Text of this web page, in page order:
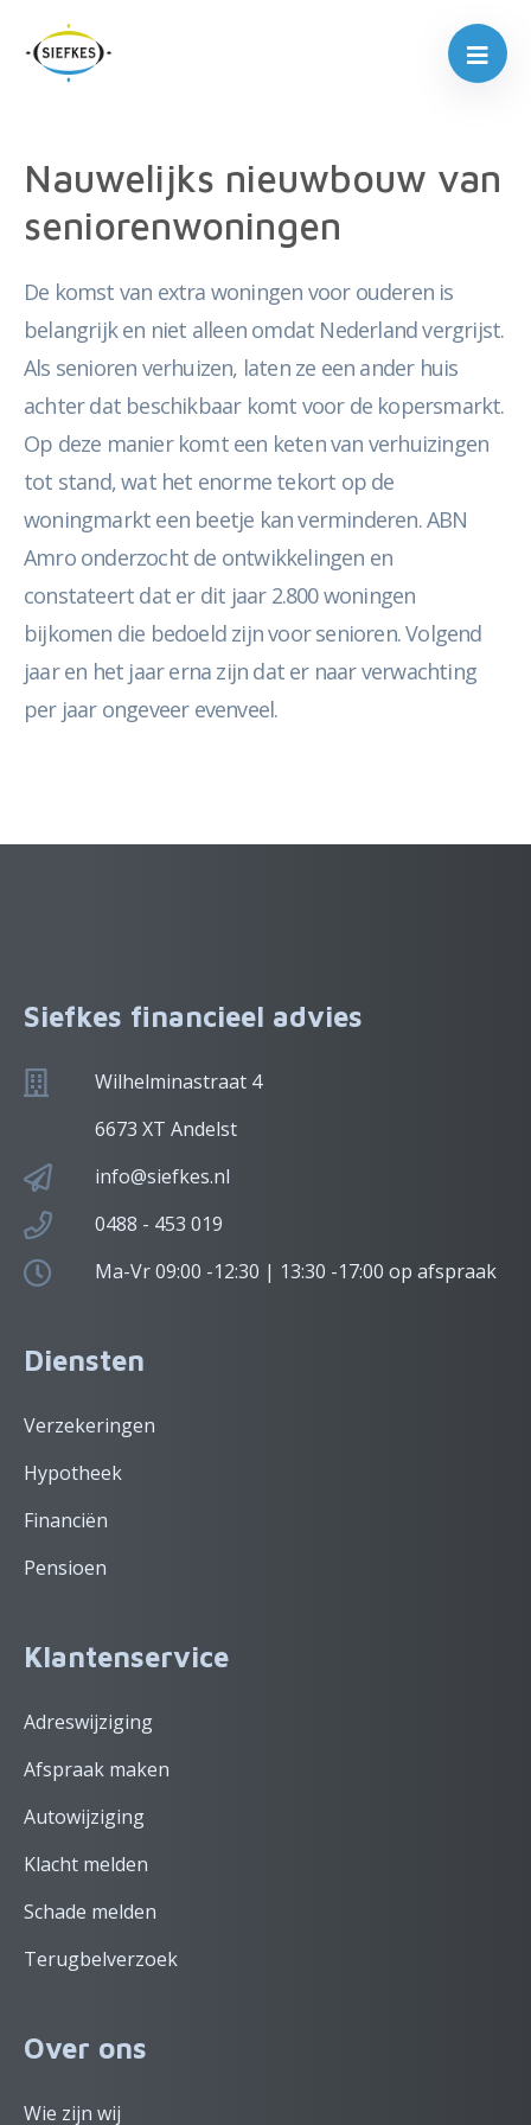
Nauwelijks nieuwbouw van
seniorenwoningen
De komst van extra woningen voor ouderen is
belangrijk en niet alleen omdat Nederland vergrijst.
Als senioren verhuizen, laten ze een ander huis
achter dat beschikbaar komt voor de kopersmarkt.
Op deze manier komt een keten van verhuizingen
tot stand, wat het enorme tekort op de
woningmarkt een beetje kan verminderen. ABN
Amro onderzocht de ontwikkelingen en
constateert dat er dit jaar 2.800 woningen
bijkomen die bedoeld zijn voor senioren. Volgend
jaar en het jaar erna zijn dat er naar verwachting
per jaar ongeveer evenveel.
Siefkes financieel advies
Wilhelminastraat 4
6673 XT Andelst
info@siefkes.nl
0488 - 453 019
Ma-Vr 09:00 -12:30 | 13:30 -17:00 op afspraak
Diensten
Verzekeringen
Hypotheek
Financiën
Pensioen
Klantenservice
Adreswijziging
Afspraak maken
Autowijziging
Klacht melden
Schade melden
Terugbelverzoek
Over ons
Wie zijn wij